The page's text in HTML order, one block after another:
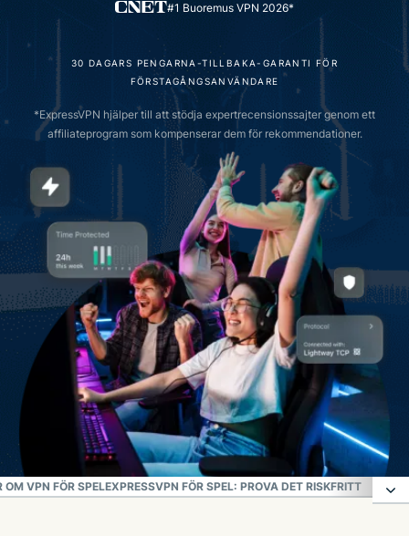
#1 Buoremus VPN 2026*
30 DAGARS PENGARNA-TILLBAKA-GARANTI FÖR
FÖRSTAGÅNGSANVÄNDARE
*ExpressVPN hjälper till att stödja expertrecensionssajter genom ett
affiliateprogram som kompenserar dem för rekommendationer.
OM VPN FÖR SPELEXPRESSVPN FÖR SPEL: PROVA DET RISKFRITT